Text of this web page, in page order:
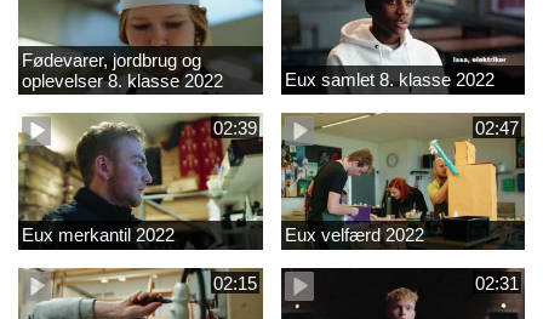
Fødevarer, jordbrug og
oplevelser 8. klasse 2022
Eux samlet 8. klasse 2022
02:39
Eux merkantil 2022
02:47
Eux velfærd 2022
02:15 02:31